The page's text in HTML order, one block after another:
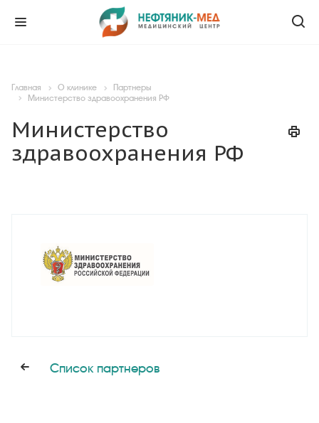
Главная О клинике
Партнеры
Министерство здравоохранения РФ
Министерство
здравоохранения РФ
Список партнеров